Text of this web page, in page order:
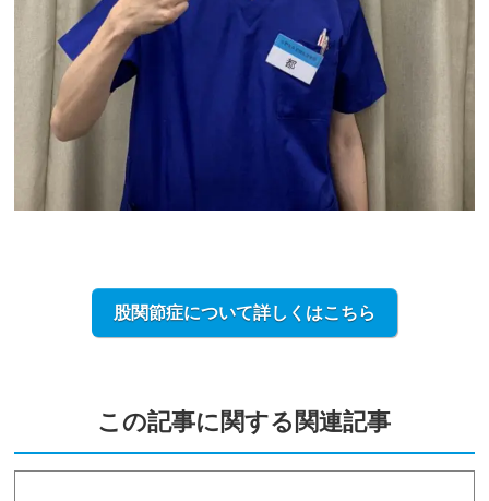
股関節症について詳しくはこちら
この記事に関する関連記事